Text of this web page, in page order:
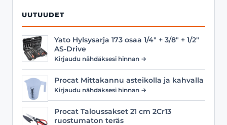
UUTUUDET
Yato Hylsysarja 173 osaa 1/4" + 3/8" + 1/2"
AS-Drive
Kirjaudu nähdäksesi hinnan →
Procat Mittakannu asteikolla ja kahvalla
Kirjaudu nähdäksesi hinnan →
Procat Taloussakset 21 cm 2Cr13
ruostumaton teräs